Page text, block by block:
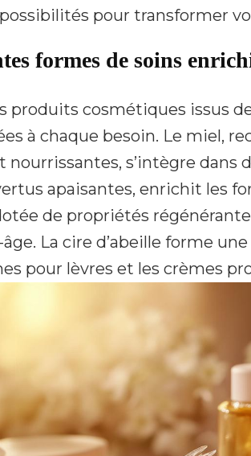
pour transformer
formes de soins
produits cosmétiques issus
à chaque besoin. Le miel,
nourrissantes, s’intègre dans
apaisantes, enrichit les
de propriétés
La cire d’abeille forme
pour lèvres et les crèmes